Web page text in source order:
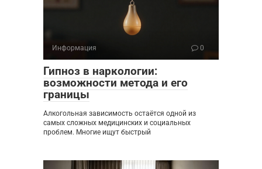
Информация 0
Гипноз в наркологии:
возможности метода и его
границы
Алкогольная зависимость остаётся одной из
самых сложных медицинских и социальных
проблем. Многие ищут быстрый